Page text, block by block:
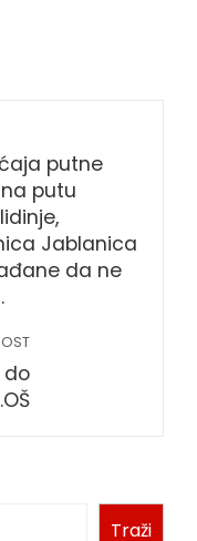
putne
putu
Jablanica
da ne
do
Traži